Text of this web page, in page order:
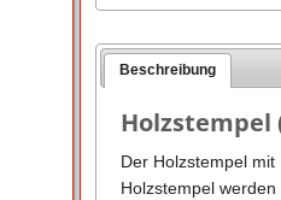
Beschreibung
Holzstempel
Der Holzstempel
Holzstempel